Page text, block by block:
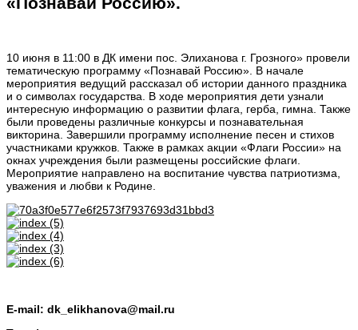
10 июня в 11:00 в ДК имени пос. Элиханова г. Грозного» провели
тематическую программу «Познавай Россию». В начале
мероприятия ведущий рассказал об истории данного праздника
и о символах государства. В ходе мероприятия дети узнали
интересную информацию о развитии флага, герба, гимна. Также
были проведены различные конкурсы и познавательная
викторина. Завершили программу исполнение песен и стихов
участниками кружков. Также в рамках акции «Флаги России» на
окнах учреждения были размещены российские флаги.
Мероприятие направлено на воспитание чувства патриотизма,
уважения и любви к Родине.
E-mail: dk_elikhanova@mail.ru